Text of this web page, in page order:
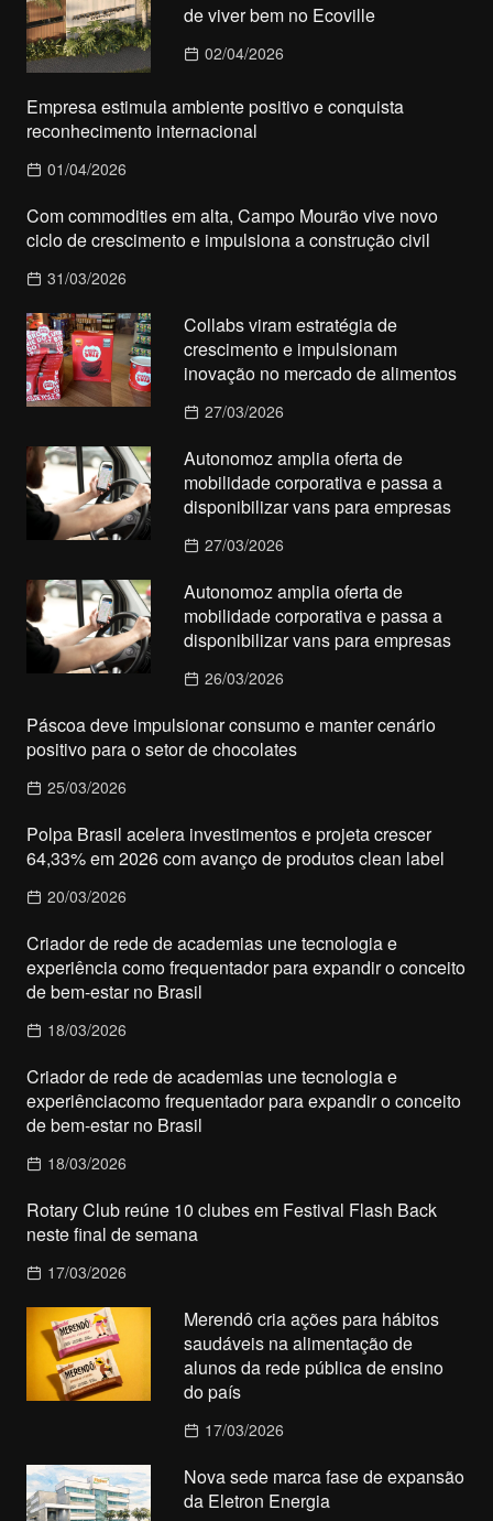
de viver bem no Ecoville
02/04/2026
Empresa estimula ambiente positivo e conquista
reconhecimento internacional
01/04/2026
Com commodities em alta, Campo Mourão vive novo
ciclo de crescimento e impulsiona a construção civil
31/03/2026
Collabs viram estratégia de
crescimento e impulsionam
inovação no mercado de alimentos
27/03/2026
Autonomoz amplia oferta de
mobilidade corporativa e passa a
disponibilizar vans para empresas
27/03/2026
Autonomoz amplia oferta de
mobilidade corporativa e passa a
disponibilizar vans para empresas
26/03/2026
Páscoa deve impulsionar consumo e manter cenário
positivo para o setor de chocolates
25/03/2026
Polpa Brasil acelera investimentos e projeta crescer
64,33% em 2026 com avanço de produtos clean label
20/03/2026
Criador de rede de academias une tecnologia e
experiência como frequentador para expandir o conceito
de bem-estar no Brasil
18/03/2026
Criador de rede de academias une tecnologia e
experiênciacomo frequentador para expandir o conceito
de bem-estar no Brasil
18/03/2026
Rotary Club reúne 10 clubes em Festival Flash Back
neste final de semana
17/03/2026
Merendô cria ações para hábitos
saudáveis na alimentação de
alunos da rede pública de ensino
do país
17/03/2026
Nova sede marca fase de expansão
da Eletron Energia